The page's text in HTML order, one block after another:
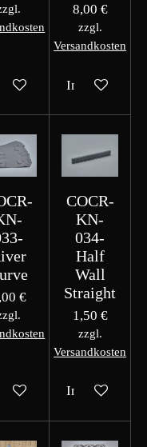
Warenkorb
8,00 €
zzgl.
Versandkosten
In den
€
Warenkorb
COCR-
KN-
034-
Half
Wall
Straight
1,50 €
zzgl.
Versandkosten
In den